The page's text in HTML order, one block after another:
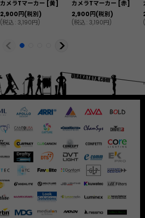
カメラTマーカー [黄]
2,900円(税別)
(税込: 3,190円)
カメラTマーカー [赤]
2,900円(税別)
(税込: 3,190円)
(